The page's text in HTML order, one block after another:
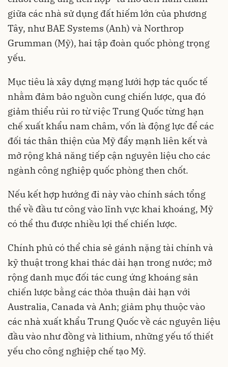
giữa các nhà sử dụng đất hiếm lớn của phương
Tây, như BAE Systems (Anh) và Northrop
Grumman (Mỹ), hai tập đoàn quốc phòng trọng
yếu.
Mục tiêu là xây dựng mạng lưới hợp tác quốc tế
nhằm đảm bảo nguồn cung chiến lược, qua đó
giảm thiểu rủi ro từ việc Trung Quốc từng hạn
chế xuất khẩu nam châm, vốn là động lực để các
đối tác thân thiện của Mỹ đẩy mạnh liên kết và
mở rộng khả năng tiếp cận nguyên liệu cho các
ngành công nghiệp quốc phòng then chốt.
Nếu kết hợp hướng đi này vào chính sách tổng
thể về đầu tư công vào lĩnh vực khai khoáng, Mỹ
có thể thu được nhiều lợi thế chiến lược.
Chính phủ có thể chia sẻ gánh nặng tài chính và
kỹ thuật trong khai thác dài hạn trong nước; mở
rộng danh mục đối tác cung ứng khoáng sản
chiến lược bằng các thỏa thuận dài hạn với
Australia, Canada và Anh; giảm phụ thuộc vào
các nhà xuất khẩu Trung Quốc về các nguyên liệu
đầu vào như đồng và lithium, những yếu tố thiết
yếu cho công nghiệp chế tạo Mỹ.